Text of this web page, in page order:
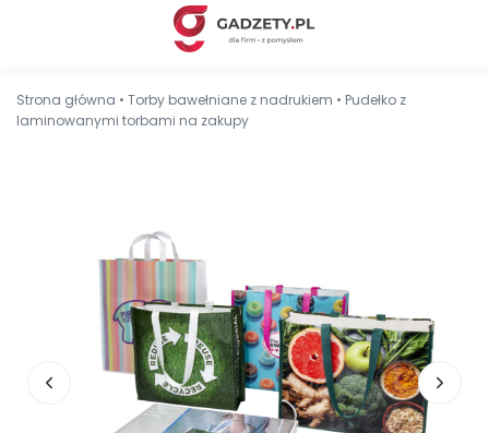
Strona główna • Torby bawełniane z nadrukiem • Pudełko z
laminowanymi torbami na zakupy